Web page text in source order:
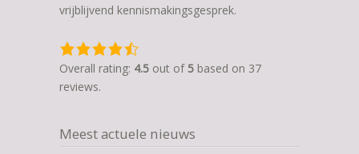
vrijblijvend kennismakingsgesprek.
4,5
rating
based
ratings
Overall rating: 4.5 out of 5 based on 37
reviews.
Meest actuele nieuws